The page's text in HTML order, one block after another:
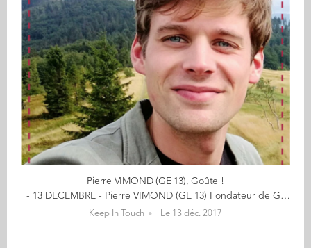
Pierre VIMOND (GE 13), Goûte !
- 13 DECEMBRE - Pierre VIMOND (GE 13) Fondateur de Goûte ! Offrez-vous l'histoire de vos fromages en cliquant ici "J’ai « atterri » dans le fromage parce que je cherchais du contact et du concret !" Pierre a suivi un chemin qui n'était pas tout tracé, guidé par son goût des bonnes choses. À travers des ateliers de dégustation, il raconte avec passion l'histoire de vos fromages. Mais avant de vous délecter de ces délicieux moments, il vous donne 6 conseils pour une reconversion épanouie : Sois heureux, pas le meilleur ! Il y a 10 ans, je suis entré en prépa et le directeur du lycée a dit à ma classe qu’on faisait partie de l’élite de la nation. Je n’avais pas la moindre idée de ce que j’allais faire de ma vie, et encore moins comment j’allais bien pouvoir mériter ce qualificatif. J’espère qu’on ne dit plus ça aux étudiants. Être le premier ou l’élite peut certainement booster la satisfaction sociale, mais pas vraiment le bien-être personnel. Identifie ce qui rend ta journée agréable Dix ans ont passé et m’ont permis d’apprendre que j’avais mieux à faire : trouver une activité qui rende mon quotidien désirable. J’ai été diplômé d’Audencia en juillet 2013 et j’ai trouvé du travail dans une agence de com’ web. Il m’a fallu un an pour accepter que je n’étais pas un intellectuel, et que je ne réussirais pas à m’épanouir en consacrant mon temps à chercher des solutions à des problématiques abstraites. Je me suis tourné vers le commerce du fromage, j’avais fait ça un été quelques années plus tôt et ça m’avait plu. J’aimais beaucoup en manger, c’était on ne peut plus concret, et puis ça me permettait d’expliquer facilement à ma grand-mère ce que je faisais de mes journées. Teste sur le terrain Pendant des mois, j’ai fait de la vente dans une boutique parisienne – la fromagerie Quatrehomme dans le 7è arrondissement – sans aucune forme de responsabilités, et ça m’a fait énormément de bien. La notion de stress au travail a disparu de ma vie. J’ai souri à des centaines d’inconnus qui voulaient un petit pot de crème, un camembert fait à cœur mais pas fort, ou juste un œuf, et ils ou elles me souriaient en retour. Je me suis cultivé sur le sujet, qu’on prend rarement le temps d’explorer quand on a une vie bien occupée. Rencontre des passionnés J’ai rencontré beaucoup de producteurs en voyageant partout en France, c’était passionnant, souvent touchant, parce que ces gens font vivre notre patrimoine culturel de manière humble, sans demander grand-chose en retour. Et je me suis construit une culture et une sensibilité autour de thématiques brûlantes à côté desquelles je serais sûrement passé sans m’arrêter il y a quelques années : l’industrialisation de nos savoir-faire, la standardisation du goût, le respect des sols, de l’environnement et des animaux, la répartition des revenus sur la chaîne de valeur alimentaire. Envisage la reconversion comme un double-diplôme J’ai pris un peu de galon au sein de ma structure, coordonnant depuis un an l’activité de la boutique. Répartir les tâches, proposer un discours sur le produit, faire en sorte que notre espace et notre accueil soient impeccables pour les clients. Et gérer l’humain. C’est un laboratoire de management fantastique, aux profils variés en âge, expérience et ambition, avec ses micro-conflits propres à un travail prenant physiquement, et psychologiquement : il faut accepter d’avoir deux patrons, le vrai et le client, juge permanent de la qualité de notre travail. Suis tes envies Aujourd’hui, j’ai envie de partager ce que j’ai appris et ce qui me fait vibrer par la dégustation. Expliquer le goût et comment trouver les bons fromages, les associer avec le vin, rendre hommage à ceux qui ont mis leur énergie dans le produit. Parler de tout ça demande du temps qu’on n’a pas souvent en boutique. D’où l’idée, à travers ma start-up ‘Goûte’, d’organiser des dégustations. Des thèmes sont possibles et il y en a pour tous les goûts : fromage & vin ou bière, focus régionaux, dégustation à l’aveugle, créations fromagères… Groupe par groupe autour d’un bon plateau, j’espère servir au mieux mes convictions, en faisant découvrir les bonnes choses qui ont un sens et une histoire. << (re)découvrez l'ensemble de votre CALENDRIER DE L'AVENT ici >> Découvrez les entreprises des entrepreneurs ici...
Keep In Touch Le 13 déc. 2017